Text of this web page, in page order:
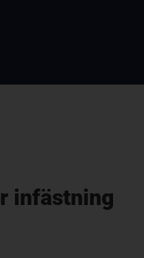
infästning